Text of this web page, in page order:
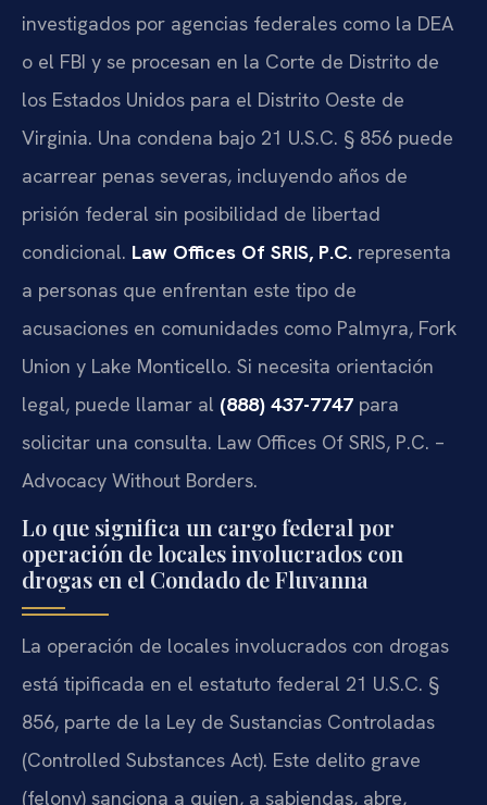
investigados por agencias federales como la DEA
o el FBI y se procesan en la Corte de Distrito de
los Estados Unidos para el Distrito Oeste de
Virginia. Una condena bajo 21 U.S.C. § 856 puede
acarrear penas severas, incluyendo años de
prisión federal sin posibilidad de libertad
condicional. Law Offices Of SRIS, P.C. representa
a personas que enfrentan este tipo de
acusaciones en comunidades como Palmyra, Fork
Union y Lake Monticello. Si necesita orientación
legal, puede llamar al (888) 437-7747 para
solicitar una consulta. Law Offices Of SRIS, P.C. –
Advocacy Without Borders.
Lo que significa un cargo federal por
operación de locales involucrados con
drogas en el Condado de Fluvanna
La operación de locales involucrados con drogas
está tipificada en el estatuto federal 21 U.S.C. §
856, parte de la Ley de Sustancias Controladas
(Controlled Substances Act). Este delito grave
(felony) sanciona a quien, a sabiendas, abre,